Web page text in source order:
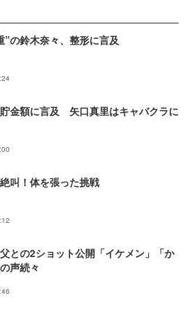
”の鈴木奈々、整形に言及
金額に言及 矢口真里はキャバクラに
叫！体を張った挑戦
との2ショット公開「イケメン」「か
声続々